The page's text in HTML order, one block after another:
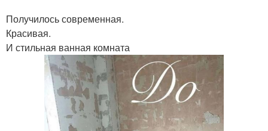
Получилось современная.
Красивая.
И стильная ванная комната